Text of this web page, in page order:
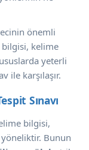
önemli
bilgisi, kelime
yeterli
ile karşılaşır.
Sınavı
bilgisi,
Bunun